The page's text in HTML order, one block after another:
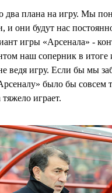
два плана на игру. Мы
и они будут нас
игры «Арсенала» -
наш соперник в
ведя игру. Если бы мы
было бы совсем
играет.